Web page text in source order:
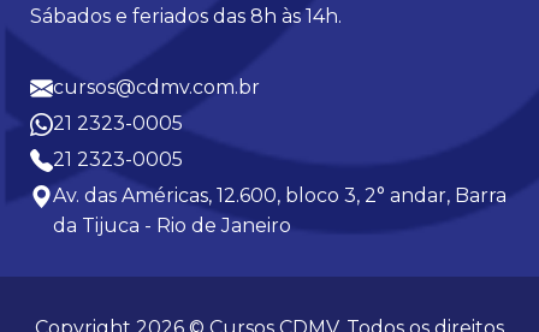
Sábados e feriados das 8h às 14h.
cursos@cdmv.com.br
21 2323-0005
21 2323-0005
Av. das Américas, 12.600, bloco 3, 2° andar, Barra
da Tijuca - Rio de Janeiro
Copyright 2026 © Cursos CDMV. Todos os direitos